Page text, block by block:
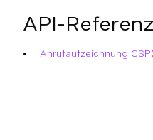
API-Referenz
Anrufaufzeichnung